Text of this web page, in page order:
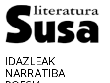
IDAZLEAK
NARRATIBA